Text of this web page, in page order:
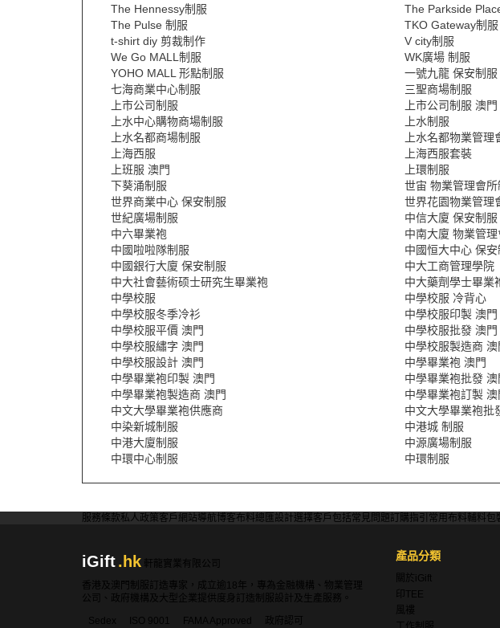
The Hennessy制服
The Parkside
The Pulse 制服
TKO Gateway制服
t-shirt diy 剪裁制作
V city制服
We Go MALL制服
WK廣場 制服
YOHO MALL 形點制服
一號九龍 保安制服
七海商業中心制服
三聖商場制服
上市公司制服
上市公司制服 澳門
上水中心購物商場制服
上水制服
上水名都商場制服
上水名都物業管理
上海西服
上海西服套裝
上班服 澳門
上環制服
下葵涌制服
世宙 物業管理會所
世界商業中心 保安制服
世界花園物業管理
世紀廣場制服
中信大廈 保安制服
中六畢業袍
中南大廈 物業管
中國啦啦隊制服
中國恒大中心 保安
中國銀行大廈 保安制服
中大工商管理學院
中大社會藝術硕士研究生畢業袍
中大藥劑學士畢業
中學校服
中學校服 冷背心
中學校服冬季冷衫
中學校服印製 澳門
中學校服平價 澳門
中學校服批發 澳門
中學校服繡字 澳門
中學校服製造商 澳
中學校服設計 澳門
中學畢業袍 澳門
中學畢業袍印製 澳門
中學畢業袍批發 澳
中學畢業袍製造商 澳門
中學畢業袍訂製 澳
中文大學畢業袍供應商
中文大學畢業袍批
中染新城制服
中港城 制服
中港大廈制服
中源廣場制服
中環中心制服
中環制服
服務條款私人政策客戶 網站導航博客布料總匯設計選擇客戶包括常見問題訂購指引 常用布料輔料包
iGift.hk
軒龍實業有限公司
香港及澳門制服訂造專家，成立逾18年，專為金融機構、物業管理
公司、政府機構及大型企業提供度身訂造制服設計及生產服務。
Sedex
ISO 9001 FAMA Approved 政府認可
產品分類
關於iGift
印TEE
風褸